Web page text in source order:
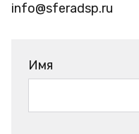
info@sferadsp.ru
Имя